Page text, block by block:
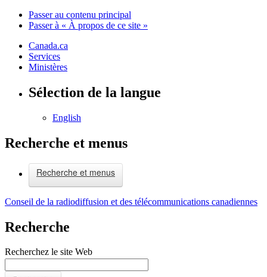
Passer au contenu principal
Passer à « À propos de ce site »
Canada.ca
Services
Ministères
Sélection de la langue
English
Recherche et menus
Recherche et menus
Conseil de la radiodiffusion et des télécommunications canadiennes
Recherche
Recherchez le site Web